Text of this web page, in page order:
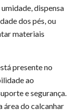
dispensa
dos pés, ou
materiais
presente no
ao
e segurança.
área do calcanhar